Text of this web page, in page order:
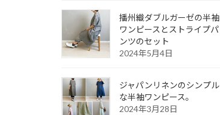
播州織ダブルガーゼの半袖
ワンピースとストライプパ
ンツのセット
2024年5月4日
ジャパンリネンのシンプル
な半袖ワンピース。
2024年3月28日